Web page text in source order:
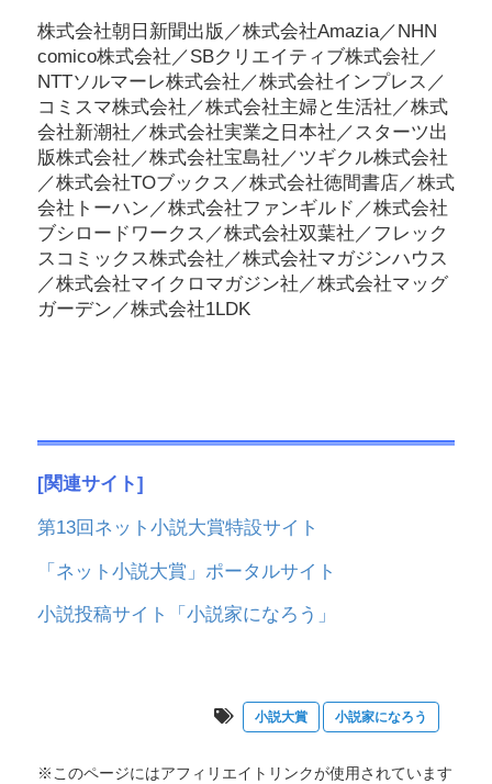
株式会社朝日新聞出版／株式会社Amazia／NHN
comico株式会社／SBクリエイティブ株式会社／
NTTソルマーレ株式会社／株式会社インプレス／
コミスマ株式会社／株式会社主婦と生活社／株式
会社新潮社／株式会社実業之日本社／スターツ出
版株式会社／株式会社宝島社／ツギクル株式会社
／株式会社TOブックス／株式会社徳間書店／株式
会社トーハン／株式会社ファンギルド／株式会社
ブシロードワークス／株式会社双葉社／フレック
スコミックス株式会社／株式会社マガジンハウス
／株式会社マイクロマガジン社／株式会社マッグ
ガーデン／株式会社1LDK
[関連サイト]
第13回ネット小説大賞特設サイト
「ネット小説大賞」ポータルサイト
小説投稿サイト「小説家になろう」
小説大賞 小説家になろう
※このページにはアフィリエイトリンクが使用されています